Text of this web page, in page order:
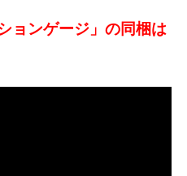
ョンゲージ」の同梱は